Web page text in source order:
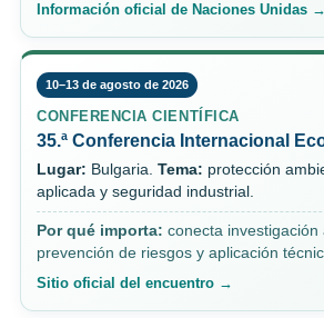
Información oficial de Naciones Unidas →
10–13 de agosto de 2026
CONFERENCIA CIENTÍFICA
35.ª Conferencia Internacional
Lugar: Bulgaria. Tema: protección
aplicada y seguridad industrial.
Por qué importa: conecta investigación
prevención de riesgos y aplicación
Sitio oficial del encuentro →